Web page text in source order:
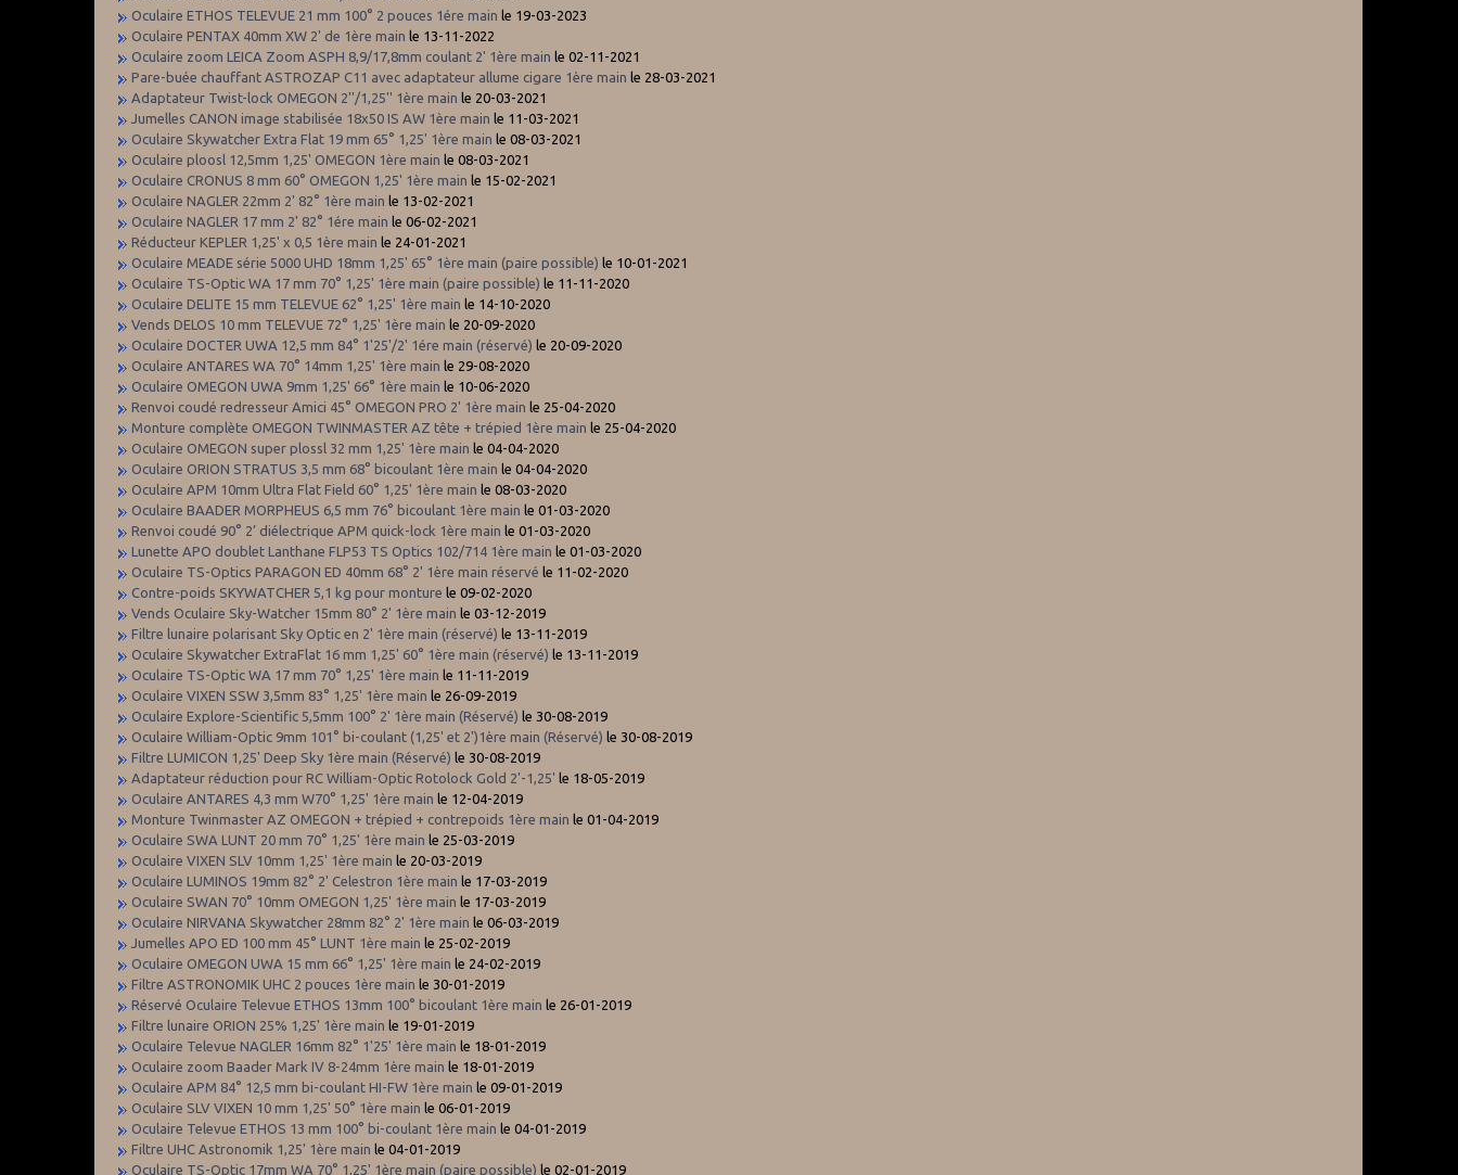
Oculaire ETHOS TELEVUE 21 mm 100° 2 pouces 1ére main le 19-03-2023
Oculaire PENTAX 40mm XW 2' de 1ère main le 13-11-2022
Oculaire zoom LEICA Zoom ASPH 8,9/17,8mm coulant 2' 1ère main le 02-11-2021
Pare-buée chauffant ASTROZAP C11 avec adaptateur allume cigare 1ère main le 28-03-2021
Adaptateur Twist-lock OMEGON 2''/1,25'' 1ère main le 20-03-2021
Jumelles CANON image stabilisée 18x50 IS AW 1ère main le 11-03-2021
Oculaire Skywatcher Extra Flat 19 mm 65° 1,25' 1ère main le 08-03-2021
Oculaire ploosl 12,5mm 1,25' OMEGON 1ère main le 08-03-2021
Oculaire CRONUS 8 mm 60° OMEGON 1,25' 1ère main le 15-02-2021
Oculaire NAGLER 22mm 2' 82° 1ère main le 13-02-2021
Oculaire NAGLER 17 mm 2' 82° 1ére main le 06-02-2021
Réducteur KEPLER 1,25' x 0,5 1ère main le 24-01-2021
Oculaire MEADE série 5000 UHD 18mm 1,25' 65° 1ère main (paire possible) le 10-01-2021
Oculaire TS-Optic WA 17 mm 70° 1,25' 1ère main (paire possible) le 11-11-2020
Oculaire DELITE 15 mm TELEVUE 62° 1,25' 1ère main le 14-10-2020
Vends DELOS 10 mm TELEVUE 72° 1,25' 1ère main le 20-09-2020
Oculaire DOCTER UWA 12,5 mm 84° 1'25'/2' 1ére main (réservé) le 20-09-2020
Oculaire ANTARES WA 70° 14mm 1,25' 1ère main le 29-08-2020
Oculaire OMEGON UWA 9mm 1,25' 66° 1ère main le 10-06-2020
Renvoi coudé redresseur Amici 45° OMEGON PRO 2' 1ère main le 25-04-2020
Monture complète OMEGON TWINMASTER AZ tête + trépied 1ère main le 25-04-2020
Oculaire OMEGON super plossl 32 mm 1,25' 1ère main le 04-04-2020
Oculaire ORION STRATUS 3,5 mm 68° bicoulant 1ère main le 04-04-2020
Oculaire APM 10mm Ultra Flat Field 60° 1,25' 1ère main le 08-03-2020
Oculaire BAADER MORPHEUS 6,5 mm 76° bicoulant 1ère main le 01-03-2020
Renvoi coudé 90° 2’ diélectrique APM quick-lock 1ère main le 01-03-2020
Lunette APO doublet Lanthane FLP53 TS Optics 102/714 1ère main le 01-03-2020
Oculaire TS-Optics PARAGON ED 40mm 68° 2' 1ère main réservé le 11-02-2020
Contre-poids SKYWATCHER 5,1 kg pour monture le 09-02-2020
Vends Oculaire Sky-Watcher 15mm 80° 2' 1ère main le 03-12-2019
Filtre lunaire polarisant Sky Optic en 2' 1ère main (réservé) le 13-11-2019
Oculaire Skywatcher ExtraFlat 16 mm 1,25' 60° 1ère main (réservé) le 13-11-2019
Oculaire TS-Optic WA 17 mm 70° 1,25' 1ère main le 11-11-2019
Oculaire VIXEN SSW 3,5mm 83° 1,25' 1ère main le 26-09-2019
Oculaire Explore-Scientific 5,5mm 100° 2' 1ère main (Réservé) le 30-08-2019
Oculaire William-Optic 9mm 101° bi-coulant (1,25' et 2')1ère main (Réservé) le 30-08-2019
Filtre LUMICON 1,25' Deep Sky 1ère main (Réservé) le 30-08-2019
Adaptateur réduction pour RC William-Optic Rotolock Gold 2'-1,25' le 18-05-2019
Oculaire ANTARES 4,3 mm W70° 1,25' 1ère main le 12-04-2019
Monture Twinmaster AZ OMEGON + trépied + contrepoids 1ère main le 01-04-2019
Oculaire SWA LUNT 20 mm 70° 1,25' 1ère main le 25-03-2019
Oculaire VIXEN SLV 10mm 1,25' 1ère main le 20-03-2019
Oculaire LUMINOS 19mm 82° 2' Celestron 1ère main le 17-03-2019
Oculaire SWAN 70° 10mm OMEGON 1,25' 1ère main le 17-03-2019
Oculaire NIRVANA Skywatcher 28mm 82° 2' 1ère main le 06-03-2019
Jumelles APO ED 100 mm 45° LUNT 1ère main le 25-02-2019
Oculaire OMEGON UWA 15 mm 66° 1,25' 1ère main le 24-02-2019
Filtre ASTRONOMIK UHC 2 pouces 1ère main le 30-01-2019
Réservé Oculaire Televue ETHOS 13mm 100° bicoulant 1ère main le 26-01-2019
Filtre lunaire ORION 25% 1,25' 1ère main le 19-01-2019
Oculaire Televue NAGLER 16mm 82° 1'25' 1ère main le 18-01-2019
Oculaire zoom Baader Mark IV 8-24mm 1ère main le 18-01-2019
Oculaire APM 84° 12,5 mm bi-coulant HI-FW 1ère main le 09-01-2019
Oculaire SLV VIXEN 10 mm 1,25' 50° 1ère main le 06-01-2019
Oculaire Televue ETHOS 13 mm 100° bi-coulant 1ère main le 04-01-2019
Filtre UHC Astronomik 1,25' 1ère main le 04-01-2019
Oculaire TS-Optic 17mm WA 70° 1,25' 1ère main (paire possible) le 02-01-2019